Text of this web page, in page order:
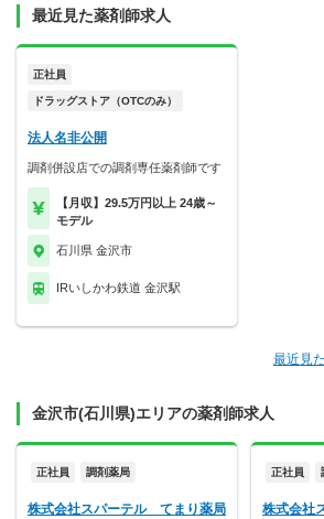
最近見た薬剤師求人
正社員
ドラッグストア（OTCのみ）
法人名非公開
調剤併設店での調剤専任薬剤師です
【月収】29.5万円以上 24歳～
モデル
石川県 金沢市
IRいしかわ鉄道 金沢駅
最近見
金沢市(石川県)エリアの薬剤師求人
正社員 調剤薬局
株式会社スパーテル てまり薬局
正社員
株式会社